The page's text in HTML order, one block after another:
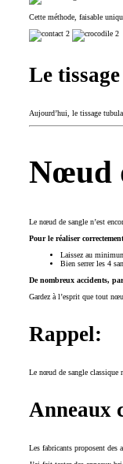
Cette méthode, faisable
Le
Aujourd’hui, le tissage
Nœud
Le nœud de sangle n’est
Pour le réaliser
Laissez au
Bien serrer les 4
De nombreux accidents,
Gardez à l’esprit que tout
Rappel:
Le nœud de sangle classique
Anneaux
Les fabricants proposent des